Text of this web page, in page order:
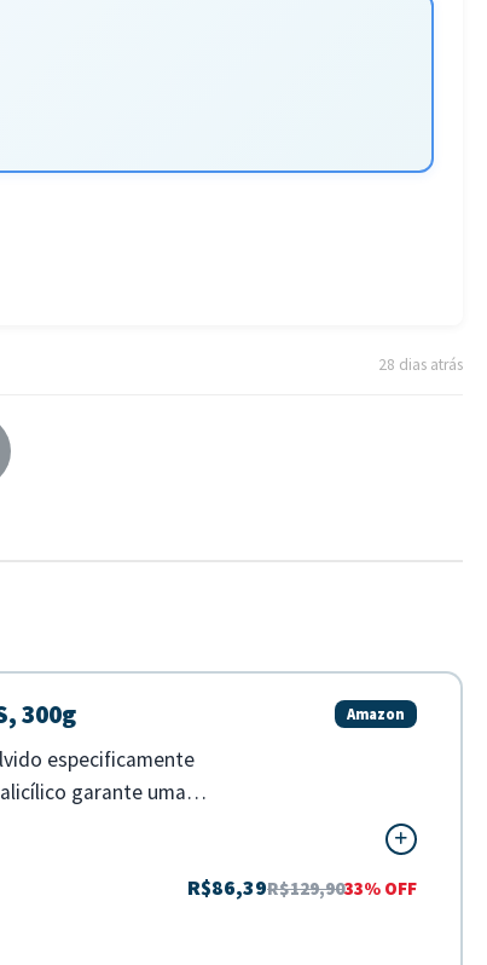
28 dias atrás
300g Amazon
especificamente
garante uma
R$86,39R$129,9033% OFF